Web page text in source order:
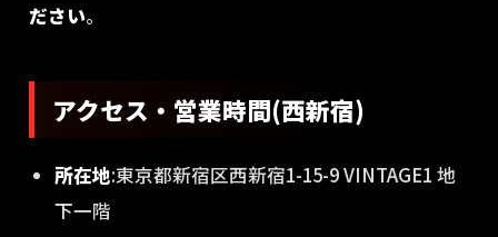
ださい。
アクセス・営業時間(西新宿)
所在地:東京都新宿区西新宿1-15-9 VINTAGE1 地
下一階